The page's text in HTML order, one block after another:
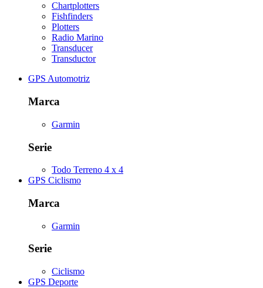
Chartplotters
Fishfinders
Plotters
Radio Marino
Transducer
Transductor
GPS Automotriz
Marca
Garmin
Serie
Todo Terreno 4 x 4
GPS Ciclismo
Marca
Garmin
Serie
Ciclismo
GPS Deporte